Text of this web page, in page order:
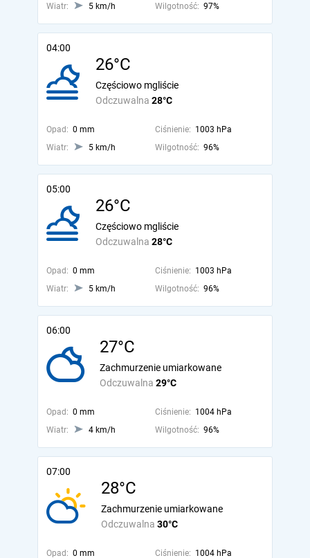
Wiatr:
5 km/h Wilgotność: 97%
04:00
26°C
Odczuwalna 28°C
Częściowo mgliście
Opad: 0 mm Ciśnienie: 1003 hPa
Wiatr:
5 km/h Wilgotność: 96%
05:00
26°C
Odczuwalna 28°C
Częściowo mgliście
Opad: 0 mm Ciśnienie: 1003 hPa
Wiatr:
5 km/h Wilgotność: 96%
06:00
27°C
Odczuwalna 29°C
Zachmurzenie umiarkowane
Opad: 0 mm Ciśnienie: 1004 hPa
Wiatr:
4 km/h Wilgotność: 96%
07:00
28°C
Odczuwalna 30°C
Zachmurzenie umiarkowane
Opad: 0 mm Ciśnienie: 1004 hPa